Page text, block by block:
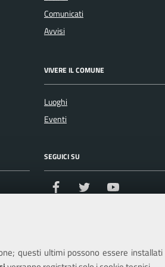
questi ultimi possono essere installati
Comunicati
Avvisi
VIVERE IL COMUNE
Luoghi
Eventi
SEGUICI SU
Facebook Twitter